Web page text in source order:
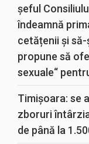
șeful
îndeamnă
cetățenii și
propune să
sexuale“
Timișoara: se
zboruri
de până la